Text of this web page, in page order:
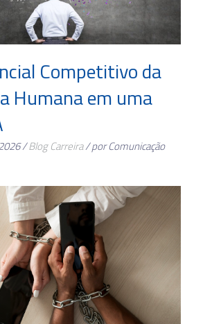
Competitivo da
Humana em uma
/Blog Carreira/ por Comunicação